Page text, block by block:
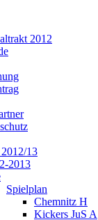
2012
13
2013
Spielplan
Chemnitz H
Kickers JuS A